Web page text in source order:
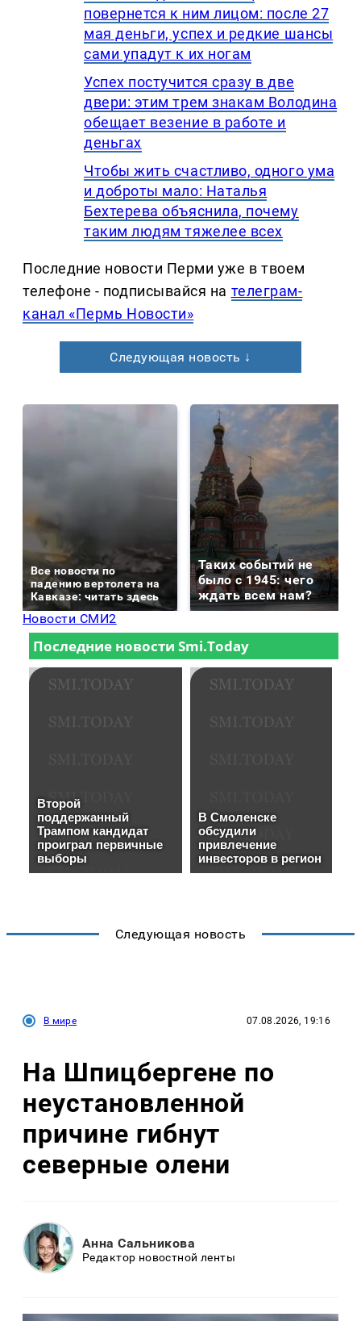
повернется к ним лицом: после 27
мая деньги, успех и редкие шансы
сами упадут к их ногам
Успех постучится сразу в две
двери: этим трем знакам Володина
обещает везение в работе и
деньгах
Чтобы жить счастливо, одного ума
и доброты мало: Наталья
Бехтерева объяснила, почему
таким людям тяжелее всех
Последние новости Перми уже в твоем
телефоне - подписывайся на телеграм-
канал «Пермь Новости»
Следующая новость ↓
Все новости по
падению вертолета на
Кавказе: читать здесь
Таких событий не
было с 1945: чего
ждать всем нам?
Новости СМИ2
Следующая новость
В мире 07.08.2026, 19:16
На Шпицбергене по
неустановленной
причине гибнут
северные олени
Анна Сальникова
Редактор новостной ленты